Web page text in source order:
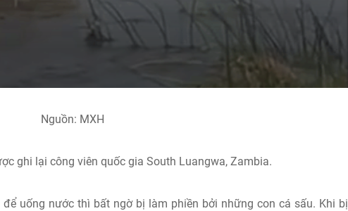
Nguồn: MXH
ghi lại công viên quốc gia South Luangwa, Zambia.
uống nước thì bất ngờ bị làm phiền bởi những con cá sấu. Khi bị